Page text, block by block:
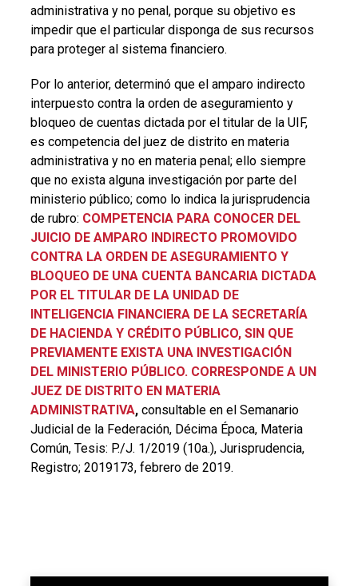
administrativa y no penal, porque su objetivo es
impedir que el particular disponga de sus recursos
para proteger al sistema financiero.
Por lo anterior, determinó que el amparo indirecto
interpuesto contra la orden de aseguramiento y
bloqueo de cuentas dictada por el titular de la UIF,
es competencia del juez de distrito en materia
administrativa y no en materia penal; ello siempre
que no exista alguna investigación por parte del
ministerio público; como lo indica la jurisprudencia
de rubro: COMPETENCIA PARA CONOCER DEL
JUICIO DE AMPARO INDIRECTO PROMOVIDO
CONTRA LA ORDEN DE ASEGURAMIENTO Y
BLOQUEO DE UNA CUENTA BANCARIA DICTADA
POR EL TITULAR DE LA UNIDAD DE
INTELIGENCIA FINANCIERA DE LA SECRETARÍA
DE HACIENDA Y CRÉDITO PÚBLICO, SIN QUE
PREVIAMENTE EXISTA UNA INVESTIGACIÓN
DEL MINISTERIO PÚBLICO. CORRESPONDE A UN
JUEZ DE DISTRITO EN MATERIA
ADMINISTRATIVA, consultable en el Semanario
Judicial de la Federación, Décima Época, Materia
Común, Tesis: P./J. 1/2019 (10a.), Jurisprudencia,
Registro; 2019173, febrero de 2019.